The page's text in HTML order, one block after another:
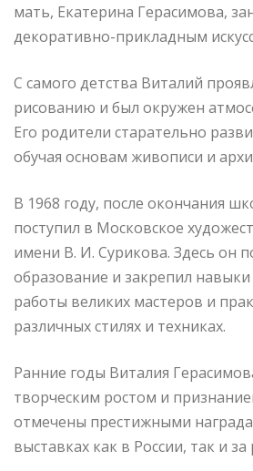
мать, Екатерина Герасимова,
декоративно-прикладным
С самого детства Виталий
рисованию и был окружен
Его родители старательно
обучая основам живописи и
В 1968 году, после окончания
поступил в Московское
имени В. И. Сурикова. Здесь он
образование и закрепил
работы великих мастеров и
различных стилях и техниках.
Ранние годы Виталия
творческим ростом и
отмечены престижными
выставках как в России, так и